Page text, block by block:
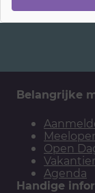
Belangrijke
Open
Agenda
Handige